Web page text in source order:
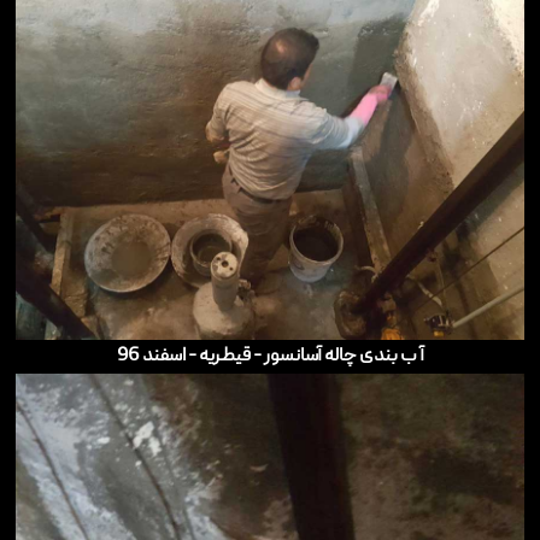
آ ب بندی چاله آسانسور - قیطریه - اسفند 96